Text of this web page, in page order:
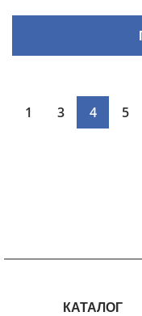
1 3 4 5
КАТАЛОГ